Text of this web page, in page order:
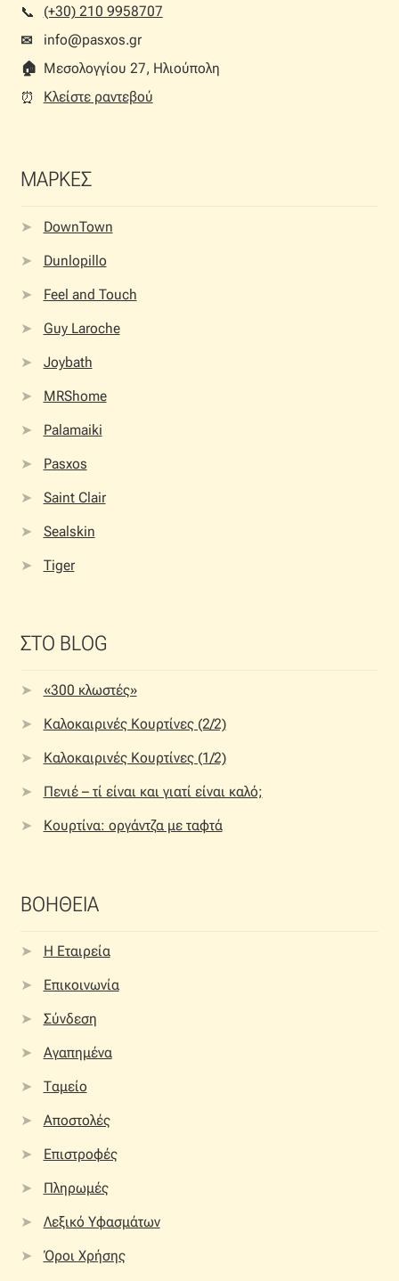
📞︎
(+30) 210 9958707
✉
info@pasxos.gr
🏠︎ Μεσολογγίου 27, Ηλιούπολη
⏰︎
Κλείστε ραντεβού
ΜΑΡΚΕΣ
DownTown
Dunlopillo
Feel and Touch
Guy Laroche
Joybath
MRShome
Palamaiki
Pasxos
Saint Clair
Sealskin
Tiger
ΣΤΟ BLOG
«300 κλωστές»
Καλοκαιρινές Κουρτίνες (2/2)
Καλοκαιρινές Κουρτίνες (1/2)
Πενιέ – τί είναι και γιατί είναι καλό;
Κουρτίνα: οργάντζα με ταφτά
ΒΟΗΘΕΙΑ
Η Εταιρεία
Επικοινωνία
Σύνδεση
Αγαπημένα
Ταμείο
Αποστολές
Επιστροφές
Πληρωμές
Λεξικό Υφασμάτων
Όροι Χρήσης